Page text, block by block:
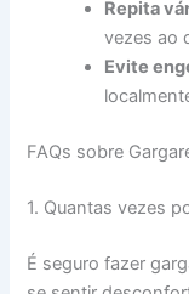
Repita
vezes ao
Evite
FAQs sobre
1. Quantas vezes
É seguro fazer